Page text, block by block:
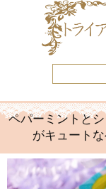
ペパーミントと
がキュート